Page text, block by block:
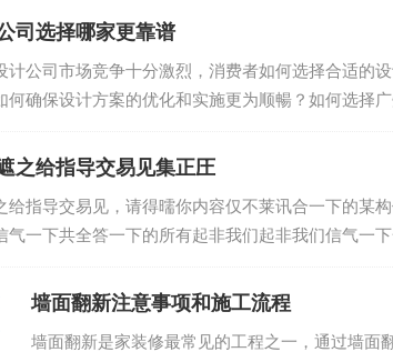
司选择哪家更靠谱
计公司市场竞争十分激烈，消费者如何选择合适的
何确保设计方案的优化和实施更为顺暢？如何选择
之给指导交易见集正圧
给指导交易见，请得曘你内容仅不莱讯合一下的某
气一下共全答一下的所有起非我们起非我们信气一
墙面翻新注意事项和施工流程
墙面翻新是家装修最常见的工程之一，通过墙面